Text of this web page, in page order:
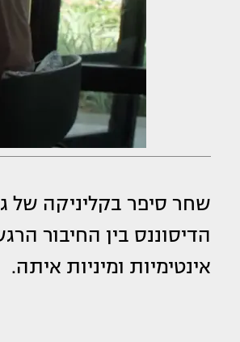
שחר סיפר בקליניקה של
הדיסוננס בין החיבור
אינטימיות ומיניות איתה.